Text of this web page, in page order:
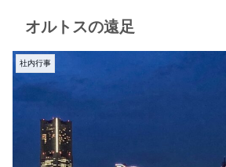
オルトスの遠足
社内行事